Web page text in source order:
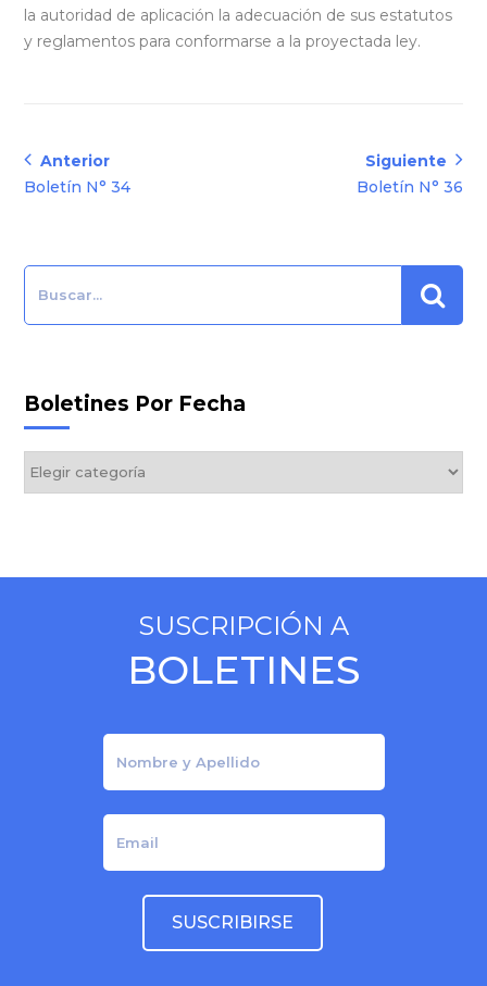
la autoridad de aplicación la adecuación de sus estatutos
y reglamentos para conformarse a la proyectada ley.
Navegación
de
Anterior
Anterior:
Boletín N° 34
Siguiente
Siguiente:
Boletín N° 36
Boletines Por Fecha
Boletines
por
SUSCRIPCIÓN A
BOLETINES